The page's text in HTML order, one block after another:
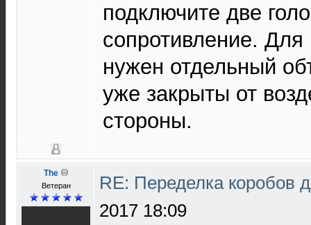
подключите две
сопротивление.
нужен отдельный
уже закрыты от
стороны.
The
Ветеран
RE: Переделка коробов
2017 18:09